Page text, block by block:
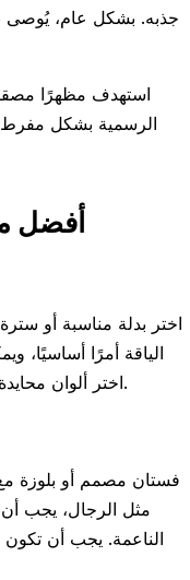
جذبه. بشكل عام، يُوصى
استهدف مظهرًا
الرسمية بشكل مفرط
أفضل
اختر بدلة مناسبة أو
الياقة أمرًا أساسيًا،
اختر ألوان محايدة أو أنماط خفيفة لا تشتت انتباه المشاهدين.
فستان مصمم أو بلوزة
مثل الرجال، يجب أن
الناعمة. يجب أن